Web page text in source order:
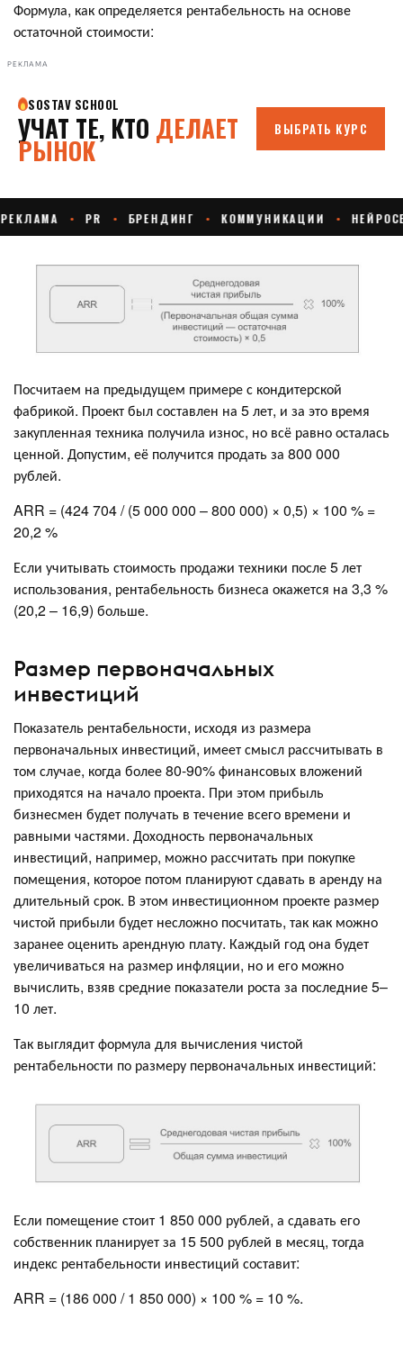
Формула, как определяется рентабельность на основе
остаточной стоимости:
РЕКЛАМА
Посчитаем на предыдущем примере с кондитерской
фабрикой. Проект был составлен на 5 лет, и за это время
закупленная техника получила износ, но всё равно осталась
ценной. Допустим, её получится продать за 800 000
рублей.
ARR = (424 704 / (5 000 000 – 800 000) × 0,5) × 100 % =
20,2 %
Если учитывать стоимость продажи техники после 5 лет
использования, рентабельность бизнеса окажется на 3,3 %
(20,2 – 16,9) больше.
Размер первоначальных
инвестиций
Показатель рентабельности, исходя из размера
первоначальных инвестиций, имеет смысл рассчитывать в
том случае, когда более 80-90% финансовых вложений
приходятся на начало проекта. При этом прибыль
бизнесмен будет получать в течение всего времени и
равными частями. Доходность первоначальных
инвестиций, например, можно рассчитать при покупке
помещения, которое потом планируют сдавать в аренду на
длительный срок. В этом инвестиционном проекте размер
чистой прибыли будет несложно посчитать, так как можно
заранее оценить арендную плату. Каждый год она будет
увеличиваться на размер инфляции, но и его можно
вычислить, взяв средние показатели роста за последние 5–
10 лет.
Так выглядит формула для вычисления чистой
рентабельности по размеру первоначальных инвестиций:
Если помещение стоит 1 850 000 рублей, а сдавать его
собственник планирует за 15 500 рублей в месяц, тогда
индекс рентабельности инвестиций составит:
ARR = (186 000 / 1 850 000) × 100 % = 10 %.